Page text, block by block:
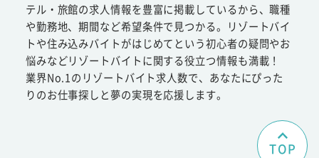
テル・旅館の求人情報を豊富に掲載しているから、職種
や勤務地、期間など希望条件で見つかる。リゾートバイ
トや住み込みバイトがはじめてという初心者の疑問やお
悩みなどリゾートバイトに関する役立つ情報も満載！
業界No.1のリゾートバイト求人数で、あなたにぴった
りのお仕事探しと夢の実現を応援します。
TOP